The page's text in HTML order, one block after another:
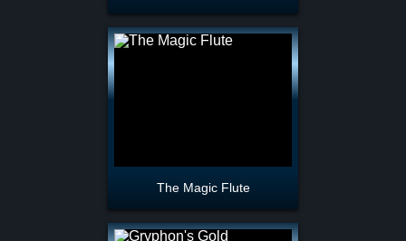
The Magic Flute